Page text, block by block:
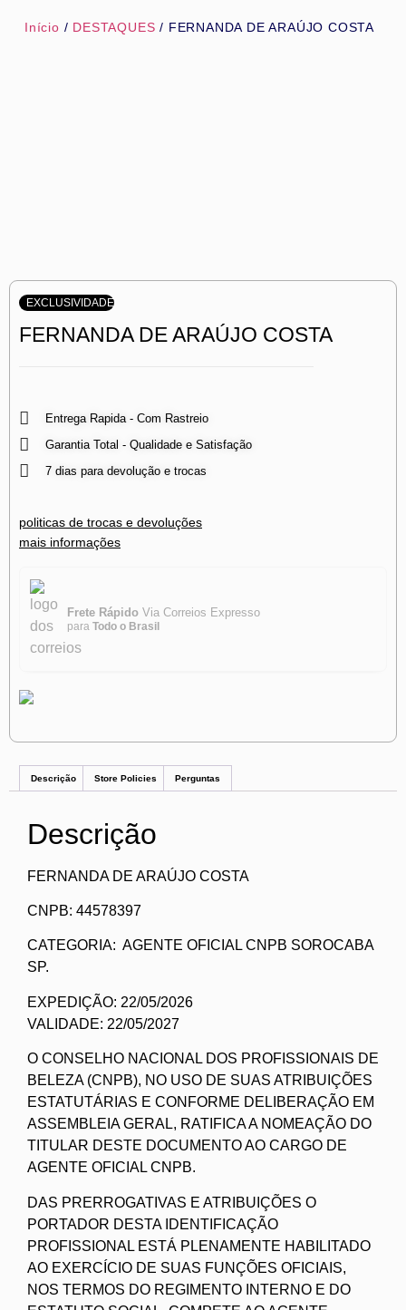
Início / DESTAQUES / FERNANDA DE ARAÚJO COSTA
EXCLUSIVIDADE
FERNANDA DE ARAÚJO COSTA
Entrega Rapida - Com Rastreio
Garantia Total - Qualidade e Satisfação
7 dias para devolução e trocas
politicas de trocas e devoluções
mais informações
Frete Rápido Via Correios Expresso
para Todo o Brasil
Descrição Store Policies Perguntas
Descrição
FERNANDA DE ARAÚJO COSTA
CNPB: 44578397
CATEGORIA: AGENTE OFICIAL CNPB SOROCABA
SP.
EXPEDIÇÃO: 22/05/2026
VALIDADE: 22/05/2027
O CONSELHO NACIONAL DOS PROFISSIONAIS DE
BELEZA (CNPB), NO USO DE SUAS ATRIBUIÇÕES
ESTATUTÁRIAS E CONFORME DELIBERAÇÃO EM
ASSEMBLEIA GERAL, RATIFICA A NOMEAÇÃO DO
TITULAR DESTE DOCUMENTO AO CARGO DE
AGENTE OFICIAL CNPB.
DAS PRERROGATIVAS E ATRIBUIÇÕES O
PORTADOR DESTA IDENTIFICAÇÃO
PROFISSIONAL ESTÁ PLENAMENTE HABILITADO
AO EXERCÍCIO DE SUAS FUNÇÕES OFICIAIS,
NOS TERMOS DO REGIMENTO INTERNO E DO